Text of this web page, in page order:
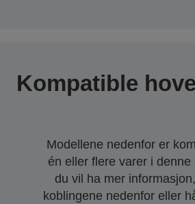
Kompatible
Modellene nedenfor er
én eller flere varer i denne
du vil ha mer
koblingene nedenfor eller